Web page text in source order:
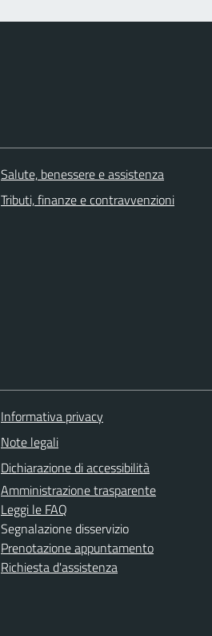
Salute, benessere e assistenza
Tributi, finanze e contravvenzioni
Informativa privacy
Note legali
Dichiarazione di accessibilità
Amministrazione trasparente
Leggi le FAQ
Segnalazione disservizio
Prenotazione appuntamento
Richiesta d'assistenza